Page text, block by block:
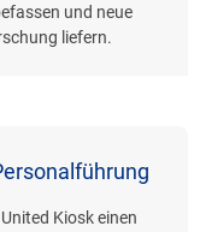
und neue
liefern.
Kiosk einen